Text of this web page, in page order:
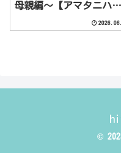
母親編〜【アマタニハル
©